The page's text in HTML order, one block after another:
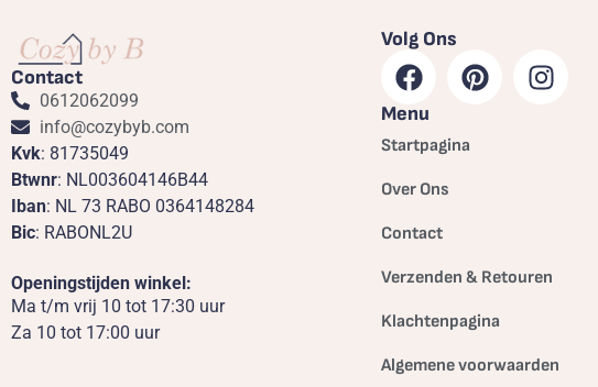
Contact
0612062099
info@cozybyb.com
Kvk: 81735049
Btwnr: NL003604146B44
Iban: NL 73 RABO 0364148284
Bic: RABONL2U
Openingstijden winkel:
Ma t/m vrij 10 tot 17:30 uur
Za 10 tot 17:00 uur
Volg Ons
Menu
Startpagina
Over Ons
Contact
Verzenden & Retouren
Klachtenpagina
Algemene voorwaarden